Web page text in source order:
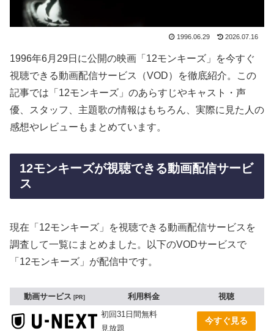
1996.06.29 2026.07.16
1996年6月29日に公開の映画「12モンキーズ」を今すぐ
視聴できる動画配信サービス（VOD）を徹底紹介。この
記事では「12モンキーズ」のあらすじやキャスト・声
優、スタッフ、主題歌の情報はもちろん、実際に見た人の
感想やレビューもまとめています。
12モンキーズが視聴できる動画配信サービ
ス
現在「12モンキーズ」を視聴できる動画配信サービスを
調査して一覧にまとめました。以下のVODサービスで
「12モンキーズ」が配信中です。
動画サービス PR 利用料金
視聴
初回31日間無料
見放題
今すぐ見る